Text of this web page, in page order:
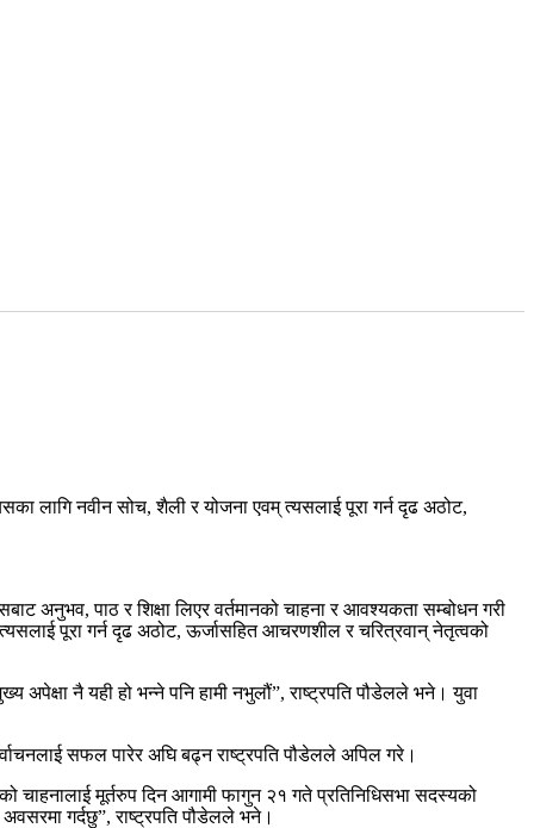
लागि नवीन सोच, शैली र योजना एवम् त्यसलाई पूरा गर्न दृढ अठोट,
अनुभव, पाठ र शिक्षा लिएर वर्तमानको चाहना र आवश्यकता सम्बोधन गरी
त्यसलाई पूरा गर्न दृढ अठोट, ऊर्जासहित आचरणशील र चरित्रवान् नेतृत्वको
अपेक्षा नै यही हो भन्ने पनि हामी नभुलौं”, राष्ट्रपति पौडेलले भने। युवा
सफल पारेर अघि बढ्न राष्ट्रपति पौडेलले अपिल गरे।
चाहनालाई मूर्तरुप दिन आगामी फागुन २१ गते प्रतिनिधिसभा सदस्यको
गर्दछु”, राष्ट्रपति पौडेलले भने।